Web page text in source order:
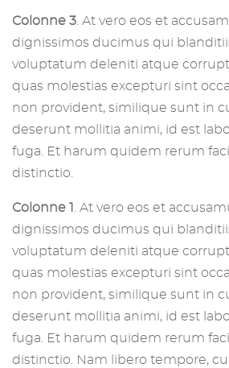
Colonne 3 . At vero eos et
dignissimos ducimus qui
voluptatum deleniti atque
quas molestias excepturi sint
non provident, similique sunt in
deserunt mollitia animi, id est
fuga. Et harum quidem rerum
distinctio.
Colonne 1
. At vero eos et
dignissimos ducimus qui
voluptatum deleniti atque
quas molestias excepturi sint
non provident, similique sunt in
deserunt mollitia animi, id est
fuga. Et harum quidem rerum
distinctio. Nam libero tempore,